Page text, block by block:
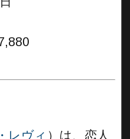
レヴィ ）は、恋人